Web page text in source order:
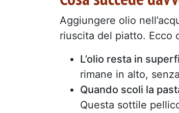
Aggiungere olio
riuscita del piatto. Ecco
L’olio resta in
rimane in alto,
Quando scoli la
Questa sottile